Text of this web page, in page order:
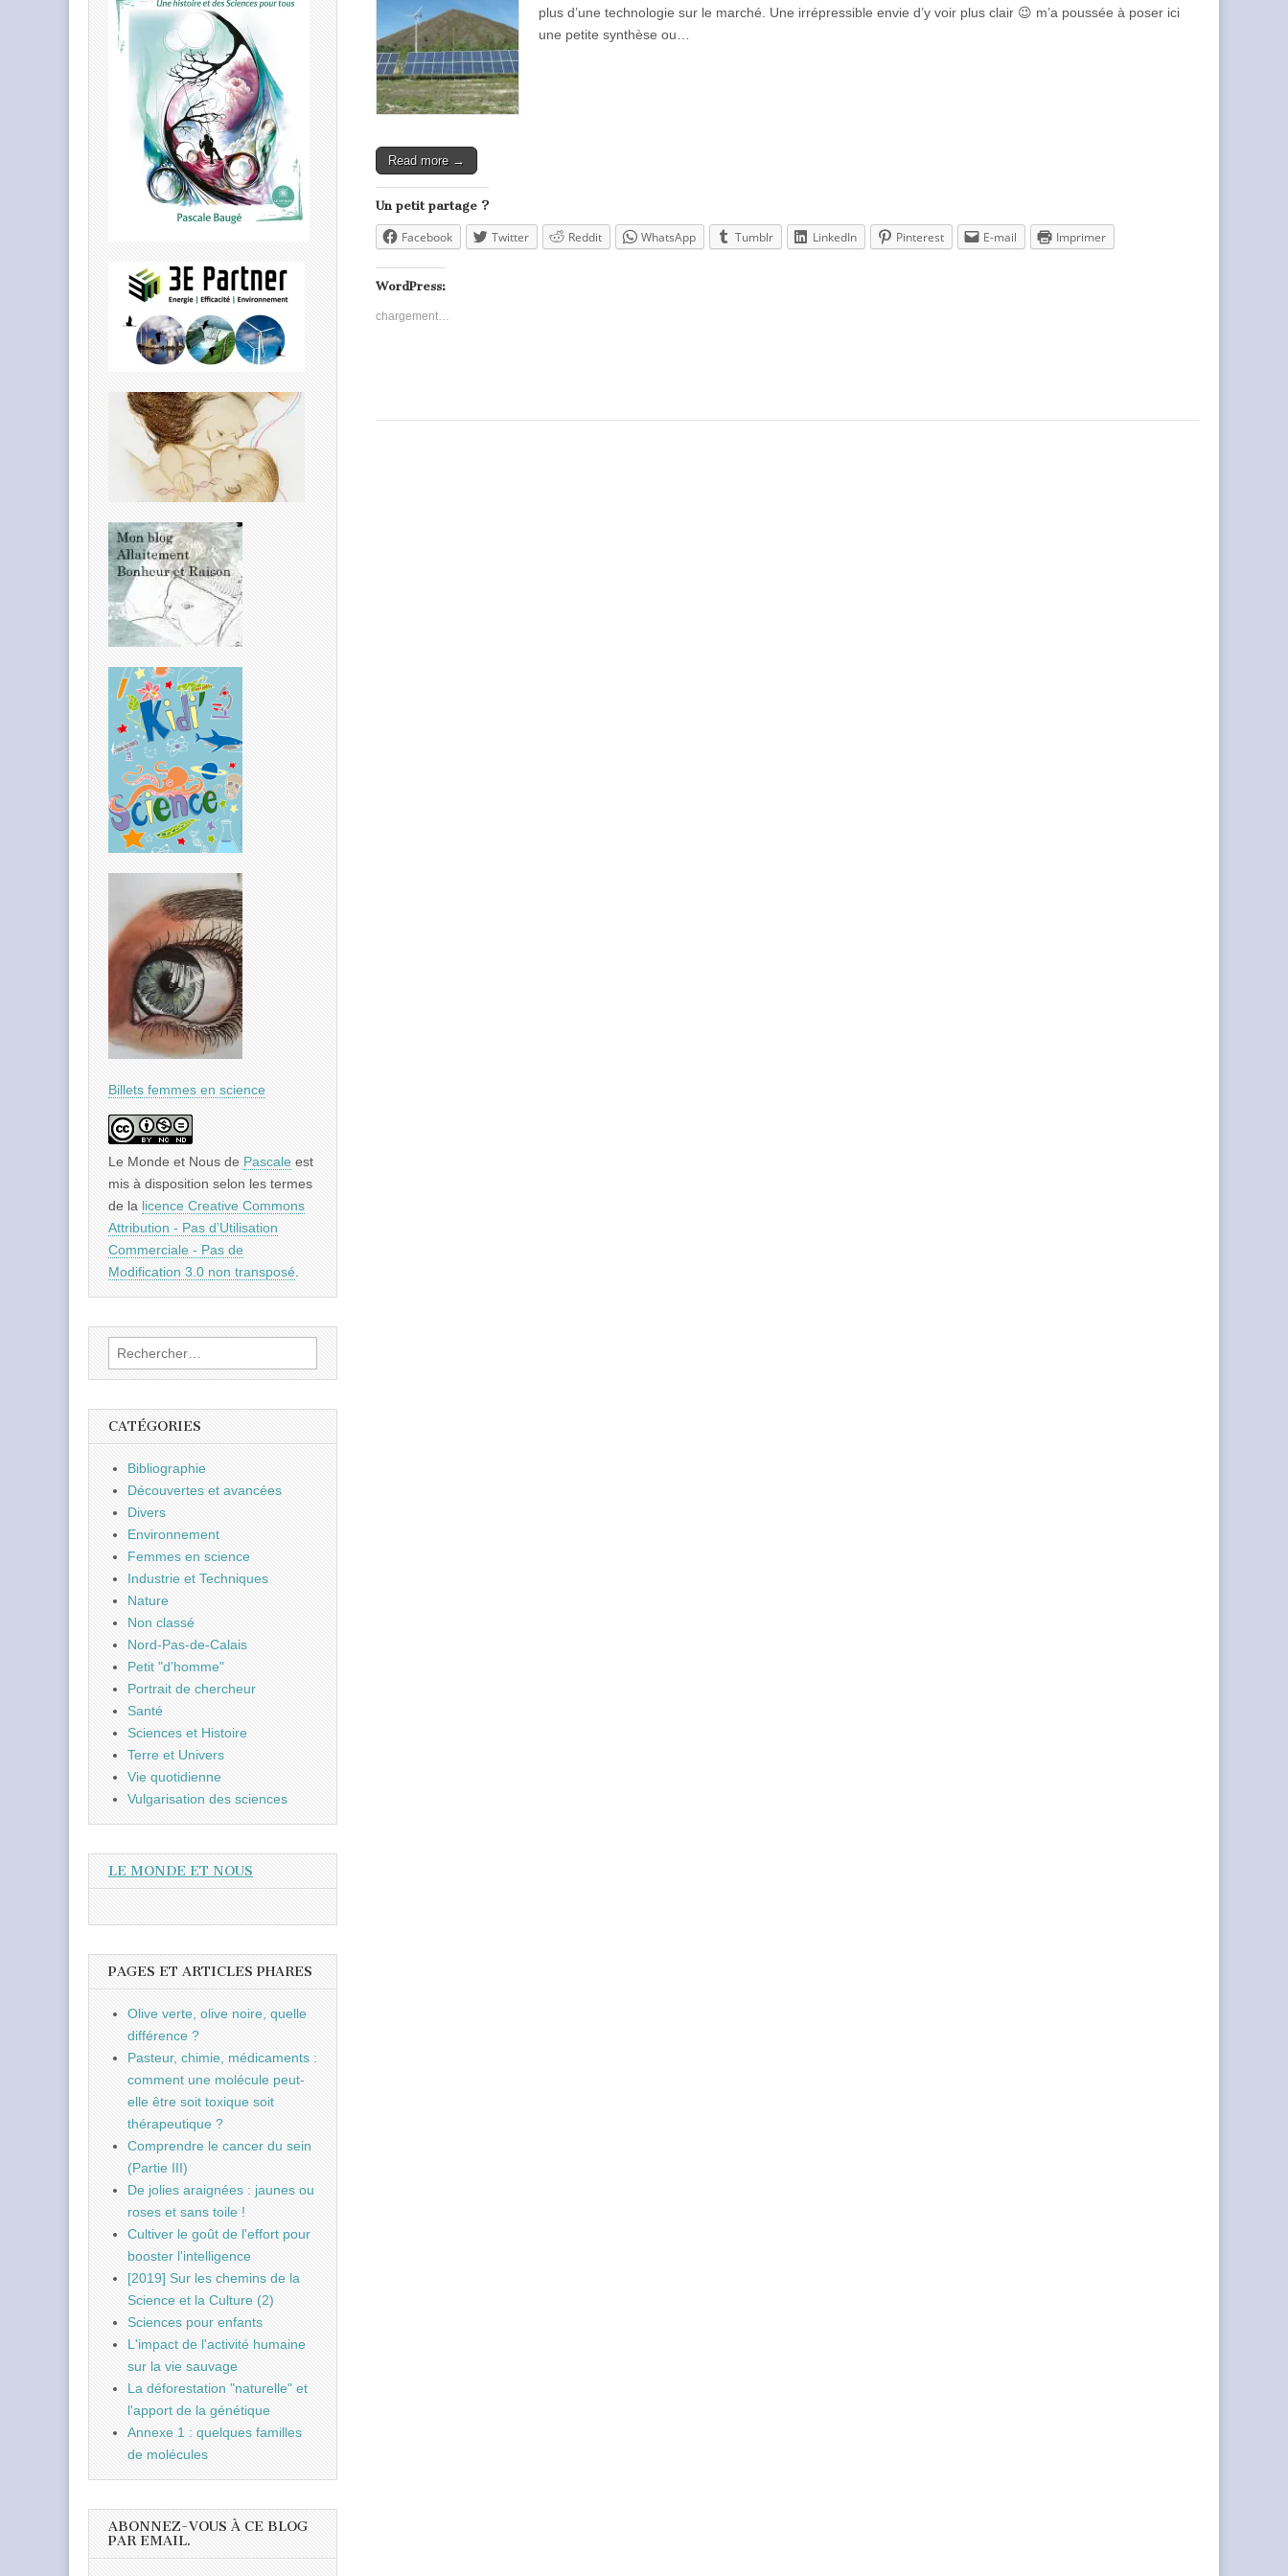
plus d’une technologie sur le marché. Une irrépressible envie d’y voir plus clair 😉 m’a poussée à poser ici
une petite synthèse ou…
Read more →
Un petit partage ?
Facebook Twitter Reddit WhatsApp Tumblr LinkedIn Pinterest E-mail Imprimer
WordPress:
chargement…
Billets femmes en science
Le Monde et Nous de Pascale est
mis à disposition selon les termes
de la licence Creative Commons
Attribution - Pas d’Utilisation
Commerciale - Pas de
Modification 3.0 non transposé.
Rechercher :
CATÉGORIES
Bibliographie
Découvertes et avancées
Divers
Environnement
Femmes en science
Industrie et Techniques
Nature
Non classé
Nord-Pas-de-Calais
Petit "d'homme"
Portrait de chercheur
Santé
Sciences et Histoire
Terre et Univers
Vie quotidienne
Vulgarisation des sciences
LE MONDE ET NOUS
PAGES ET ARTICLES PHARES
Olive verte, olive noire, quelle
différence ?
Pasteur, chimie, médicaments :
comment une molécule peut-
elle être soit toxique soit
thérapeutique ?
Comprendre le cancer du sein
(Partie III)
De jolies araignées : jaunes ou
roses et sans toile !
Cultiver le goût de l'effort pour
booster l'intelligence
[2019] Sur les chemins de la
Science et la Culture (2)
Sciences pour enfants
L'impact de l'activité humaine
sur la vie sauvage
La déforestation "naturelle" et
l'apport de la génétique
Annexe 1 : quelques familles
de molécules
ABONNEZ-VOUS À CE BLOG
PAR EMAIL.